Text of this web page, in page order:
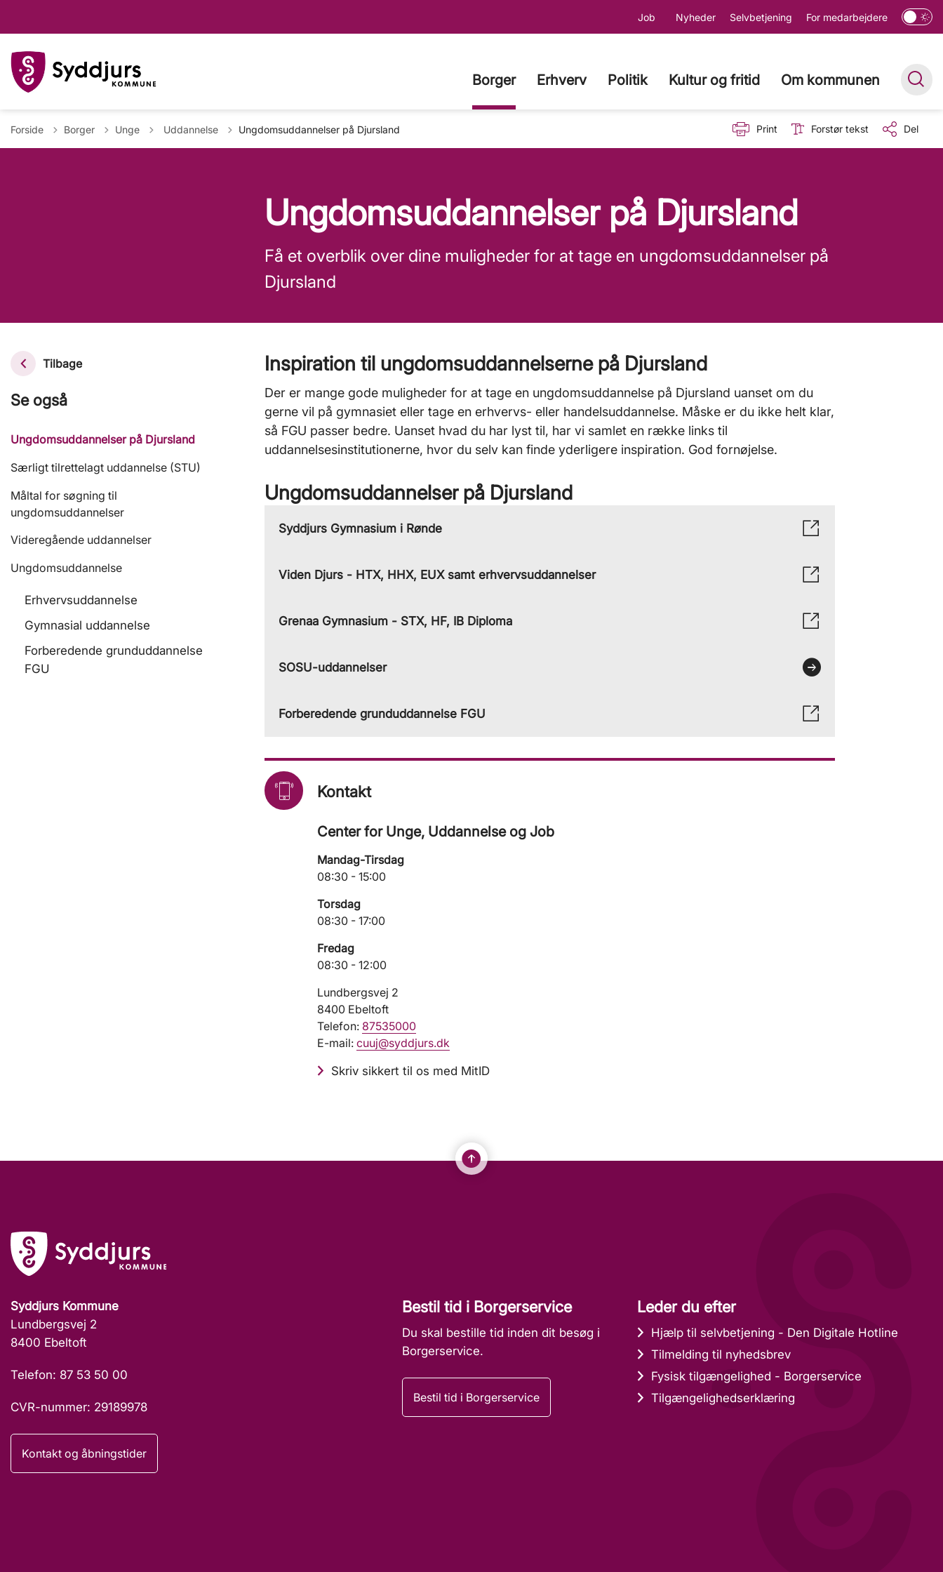
Job Nyheder Selvbetjening For medarbejdere
Borger Erhverv Politik Kultur og fritid Om kommunen
Forside Borger Unge Tilbage til
Uddannelse Ungdomsuddannelser på Djursland Print Forstør tekst Del
Ungdomsuddannelser på Djursland
Få et overblik over dine muligheder for at tage en ungdomsuddannelser på
Djursland
Tilbage
Se også
Ungdomsuddannelser på Djursland
Særligt tilrettelagt uddannelse (STU)
Måltal for søgning til
ungdomsuddannelser
Videregående uddannelser
Ungdomsuddannelse
Erhvervsuddannelse
Gymnasial uddannelse
Forberedende grunduddannelse
FGU
Inspiration til ungdomsuddannelserne på Djursland
Der er mange gode muligheder for at tage en ungdomsuddannelse på Djursland uanset om du
gerne vil på gymnasiet eller tage en erhvervs- eller handelsuddannelse. Måske er du ikke helt klar,
så FGU passer bedre. Uanset hvad du har lyst til, har vi samlet en række links til
uddannelsesinstitutionerne, hvor du selv kan finde yderligere inspiration. God fornøjelse.
Ungdomsuddannelser på Djursland
Syddjurs Gymnasium i Rønde
Viden Djurs - HTX, HHX, EUX samt erhvervsuddannelser
Grenaa Gymnasium - STX, HF, IB Diploma
SOSU-uddannelser
Forberedende grunduddannelse FGU
Kontakt
Center for Unge, Uddannelse og Job
Mandag-Tirsdag
08:30 - 15:00
Torsdag
08:30 - 17:00
Fredag
08:30 - 12:00
Lundbergsvej 2
8400 Ebeltoft
Telefon: 87535000
E-mail:cuuj@syddjurs.dk
Skriv sikkert til os med MitID
Syddjurs Kommune
Lundbergsvej 2
8400 Ebeltoft
Telefon: 87 53 50 00
CVR-nummer: 29189978
Kontakt og åbningstider
Bestil tid i Borgerservice
Du skal bestille tid inden dit besøg i
Borgerservice.
Bestil tid i Borgerservice
Leder du efter
Hjælp til selvbetjening - Den Digitale Hotline
Tilmelding til nyhedsbrev
Fysisk tilgængelighed - Borgerservice
Tilgængelighedserklæring